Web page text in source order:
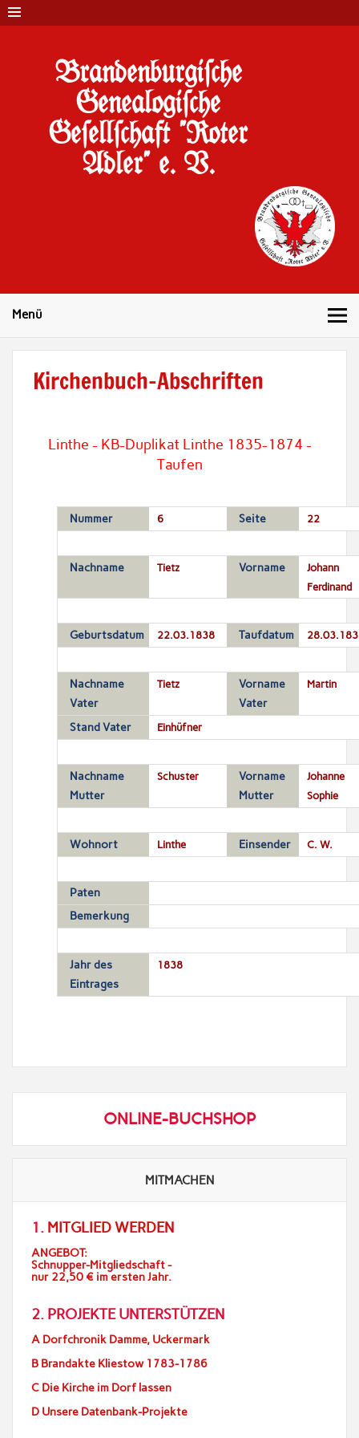
Brandenburgi#che
Genealogi#che
Ge#ell#chaft "Roter
Adler" e. V.
Menü
Kirchenbuch-Abschriften
Linthe - KB-Duplikat Linthe 1835-1874 -
Taufen
Nummer 6 Seite 22
Nachname Tietz Vorname
Johann
Ferdinand
Geburtsdatum 22.03.1838 Taufdatum
Nachname
Vater
Tietz
Vorname
Vater
Martin
Stand Vater Einhüfner
Nachname
Mutter
Schuster
Vorname
Mutter
Johanne
Sophie
Wohnort Linthe Einsender C. W.
Paten
Bemerkung
Jahr des
Eintrages
1838
ONLINE-BUCHSHOP
MITMACHEN
1. MITGLIED WERDEN
ANGEBOT:
Schnupper-Mitgliedschaft -
nur 22,50 € im ersten Jahr.
2. PROJEKTE UNTERSTÜTZEN
A Dorfchronik Damme, Uckermark
B Brandakte Kliestow 1783-1786
C Die Kirche im Dorf lassen
D Unsere Datenbank-Projekte